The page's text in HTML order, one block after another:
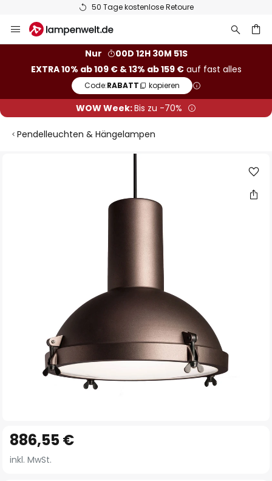
50 Tage kostenlose Retoure
Inhalt
Nur
00D 12H 30M 50S
EXTRA 10% ab 109 € & 13% ab 159 €auf fast alles
Code:RABATT kopieren
WOW Week:Bis zu -70%
Pendelleuchten & Hängelampen
Anfang
der
886,55 €
inkl. MwSt.